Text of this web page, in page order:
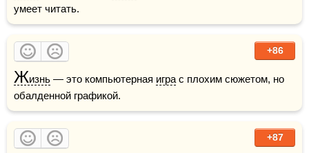
умеет читать.
+86
Жизнь — это компьютерная игра с плохим сюжетом, но
обалденной графикой.
+87